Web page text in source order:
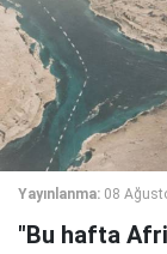
Yayınlanma: 08
"Bu hafta